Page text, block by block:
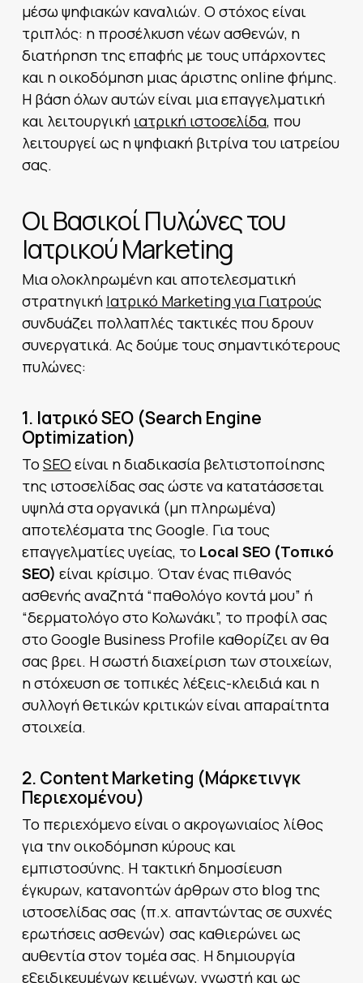
μέσω ψηφιακών καναλιών. Ο στόχος είναι
τριπλός: η προσέλκυση νέων ασθενών, η
διατήρηση της επαφής με τους υπάρχοντες
και η οικοδόμηση μιας άριστης online φήμης.
Η βάση όλων αυτών είναι μια επαγγελματική
και λειτουργική ιατρική ιστοσελίδα, που
λειτουργεί ως η ψηφιακή βιτρίνα του ιατρείου
σας.
Οι Βασικοί Πυλώνες του
Ιατρικού Marketing
Μια ολοκληρωμένη και αποτελεσματική
στρατηγική Ιατρικό Marketing για Γιατρούς
συνδυάζει πολλαπλές τακτικές που δρουν
συνεργατικά. Ας δούμε τους σημαντικότερους
πυλώνες:
1. Ιατρικό SEO (Search Engine
Optimization)
Το SEO είναι η διαδικασία βελτιστοποίησης
της ιστοσελίδας σας ώστε να κατατάσσεται
υψηλά στα οργανικά (μη πληρωμένα)
αποτελέσματα της Google. Για τους
επαγγελματίες υγείας, το Local SEO (Τοπικό
SEO) είναι κρίσιμο. Όταν ένας πιθανός
ασθενής αναζητά “παθολόγο κοντά μου” ή
“δερματολόγο στο Κολωνάκι”, το προφίλ σας
στο Google Business Profile καθορίζει αν θα
σας βρει. Η σωστή διαχείριση των στοιχείων,
η στόχευση σε τοπικές λέξεις-κλειδιά και η
συλλογή θετικών κριτικών είναι απαραίτητα
στοιχεία.
2. Content Marketing (Μάρκετινγκ
Περιεχομένου)
Το περιεχόμενο είναι ο ακρογωνιαίος λίθος
για την οικοδόμηση κύρους και
εμπιστοσύνης. Η τακτική δημοσίευση
έγκυρων, κατανοητών άρθρων στο blog της
ιστοσελίδας σας (π.χ. απαντώντας σε συχνές
ερωτήσεις ασθενών) σας καθιερώνει ως
αυθεντία στον τομέα σας. Η δημιουργία
εξειδικευμένων κειμένων, γνωστή και ως